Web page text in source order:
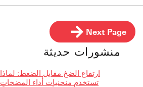
Next Page
منشورات حديثة
ارتفاع الضخ مقابل الضغط: لماذا
تستخدم منحنيات أداء المضخات